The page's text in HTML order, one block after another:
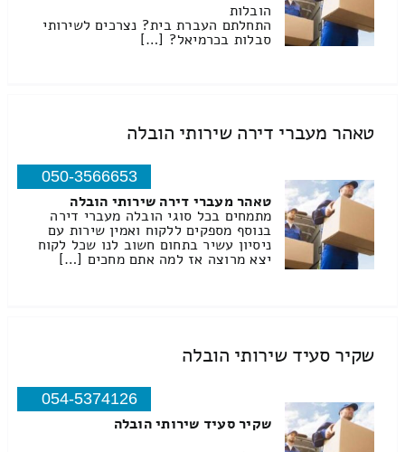
הובלות
התחלתם העברת בית? נצרכים לשירותי
סבלות בכרמיאל? […]
טאהר מעברי דירה שירותי הובלה
050-3566653
טאהר מעברי דירה שירותי הובלה
מתמחים בכל סוגי הובלה מעברי דירה
בנוסף מספקים ללקוח ואמין שירות עם
ניסיון עשיר בתחום חשוב לנו שכל לקוח
יצא מרוצה אז למה אתם מחכים […]
שקיר סעיד שירותי הובלה
054-5374126
שקיר סעיד שירותי הובלה